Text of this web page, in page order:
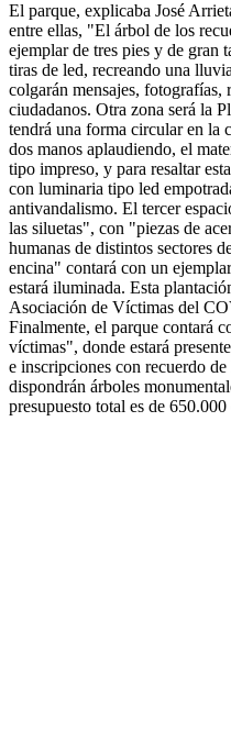
El parque, explicaba José
entre ellas, "El árbol de los
ejemplar de tres pies y de gran
tiras de led, recreando una
colgarán mensajes, fotografías,
ciudadanos. Otra zona será la
tendrá una forma circular en la
dos manos aplaudiendo, el
tipo impreso, y para resaltar
con luminaria tipo led
antivandalismo. El tercer
las siluetas", con "piezas de
humanas de distintos sectores
encina" contará con un
estará iluminada. Esta
Asociación de Víctimas del
Finalmente, el parque contará
víctimas", donde estará
e inscripciones con recuerdo
dispondrán árboles
presupuesto total es de 650.000